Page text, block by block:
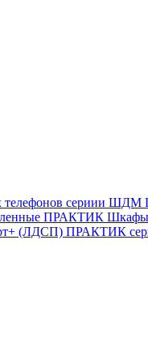
сериии ШДМ
ПРАКТИК Шкафы
(ЛДСП) ПРАКТИК